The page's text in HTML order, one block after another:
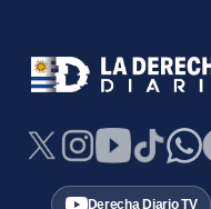
Derecha Diario TV